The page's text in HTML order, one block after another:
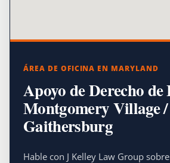
ÁREA DE OFICINA EN MARYLAND
Apoyo de Derecho
Montgomery Village /
Gaithersburg
Hable con J Kelley Law Group